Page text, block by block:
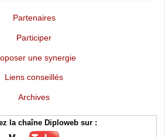
Partenaires
Participer
une synergie
Liens conseillés
Archives
la chaîne Diploweb sur :